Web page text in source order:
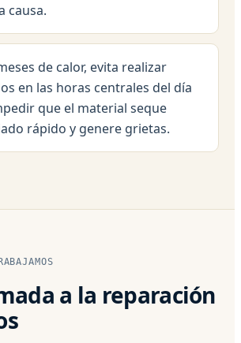
causa.
de calor, evita realizar
en las horas centrales del día
que el material seque
rápido y genere grietas.
a la reparación